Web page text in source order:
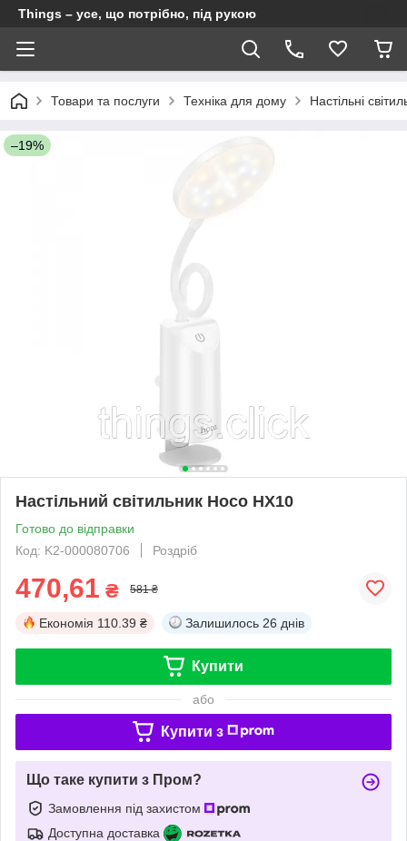
Things – усе, що потрібно, під рукою
Товари та послуги Техніка для дому Настільні
–19%
Настільний світильник Hoco HX10
Готово до відправки
Код: K2-000080706
Роздріб
470,61 ₴ 581 ₴
Економія 110.39 ₴ Залишилось 26 днів
Купити
або
Купити з
Що таке купити з Пром?
Замовлення під захистом
Доступна доставка